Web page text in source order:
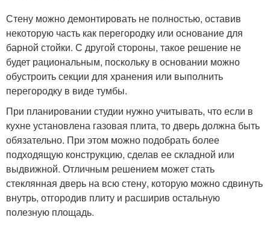
Стену можно демонтировать не полностью, оставив
некоторую часть как перегородку или основание для
барной стойки. С другой стороны, такое решение не
будет рациональным, поскольку в основании можно
обустроить секции для хранения или выполнить
перегородку в виде тумбы.
При планировании студии нужно учитывать, что если в
кухне установлена газовая плита, то дверь должна быть
обязательно. При этом можно подобрать более
подходящую конструкцию, сделав ее складной или
выдвижной. Отличным решением может стать
стеклянная дверь на всю стену, которую можно сдвинуть
внутрь, отгородив плиту и расширив остальную
полезную площадь.